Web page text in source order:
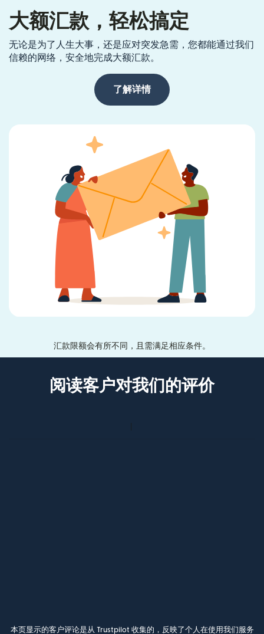
大额汇款，轻松搞定
无论是为了人生大事，还是应对突发急需，您都能通过我们
信赖的网络，安全地完成大额汇款。
了解详情
汇款限额会有所不同，且需满足相应条件。
阅读客户对我们的评价
本页显示的客户评论是从 Trustpilot 收集的，反映了个人在使用我们服务